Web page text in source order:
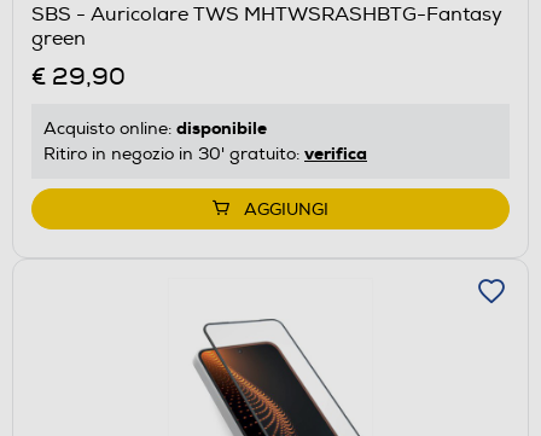
SBS - Auricolare TWS MHTWSRASHBTG-Fantasy
green
€ 29,90
Acquisto online: disponibile
Ritiro in negozio in 30' gratuito: verifica
AGGIUNGI